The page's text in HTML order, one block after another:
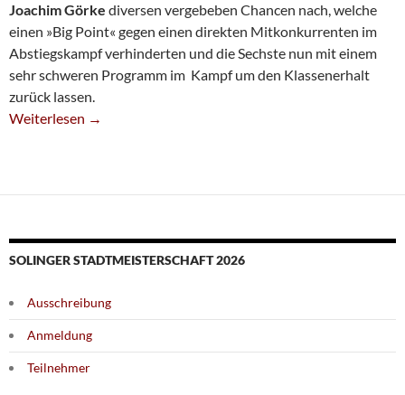
Joachim Görke diversen vergebeben Chancen nach, welche
einen »Big Point« gegen einen direkten Mitkonkurrenten im
Abstiegskampf verhinderten und die Sechste nun mit einem
sehr schweren Programm im Kampf um den Klassenerhalt
zurück lassen.
Sechste Vergibt Sieg In Neviges
Weiterlesen →
SOLINGER STADTMEISTERSCHAFT 2026
Ausschreibung
Anmeldung
Teilnehmer